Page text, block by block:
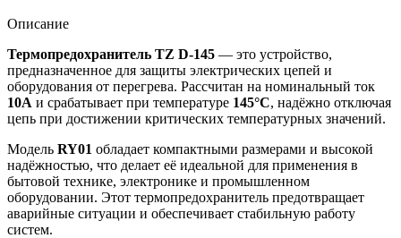
Описание
Термопредохранитель TZ D-145 — это устройство,
предназначенное для защиты электрических цепей и
оборудования от перегрева. Рассчитан на номинальный ток
10А и срабатывает при температуре 145°C, надёжно отключая
цепь при достижении критических температурных значений.
Модель RY01 обладает компактными размерами и высокой
надёжностью, что делает её идеальной для применения в
бытовой технике, электронике и промышленном
оборудовании. Этот термопредохранитель предотвращает
аварийные ситуации и обеспечивает стабильную работу
систем.